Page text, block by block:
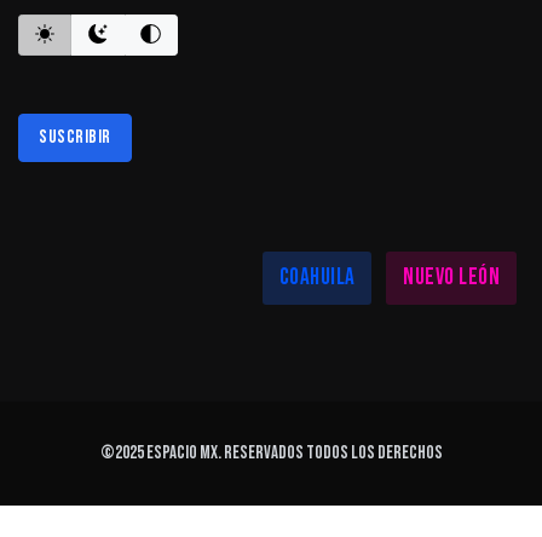
Suscribir
Coahuila
Nuevo León
©2025ESPACIO MX. Reservados todos los derechos